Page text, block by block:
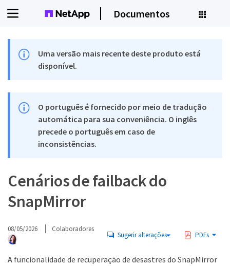
Documentos
Uma versão mais recente deste produto está
disponível.
O português é fornecido por meio de tradução
automática para sua conveniência. O inglês
precede o português em caso de
inconsistências.
Cenários de failback do
SnapMirror
08/05/2026 Colaboradores
Sugerir alterações PDFs
A funcionalidade de recuperação de desastres do SnapMirror